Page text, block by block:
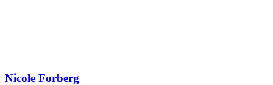
Nicole Forberg